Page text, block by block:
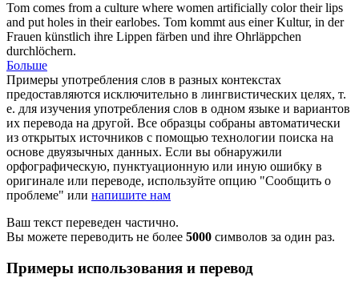
Tom comes from a culture where women artificially color their lips
and put holes in theirearlobes. Tom kommt aus einer Kultur, in der
Frauen künstlich ihre Lippen färben und ihre Ohrläppchen
durchlöchern.
Больше
Примеры употребления слов в разных контекстах
предоставляются исключительно в лингвистических целях, т.
е. для изучения употребления слов в одном языке и вариантов
их перевода на другой. Все образцы собраны автоматически
из открытых источников с помощью технологии поиска на
основе двуязычных данных. Если вы обнаружили
орфографическую, пунктуационную или иную ошибку в
оригинале или переводе, используйте опцию "Сообщить о
проблеме" или напишите нам
Ваш текст переведен частично.
Вы можете переводить не более 5000 символов за один раз.
Примеры использования и перевод